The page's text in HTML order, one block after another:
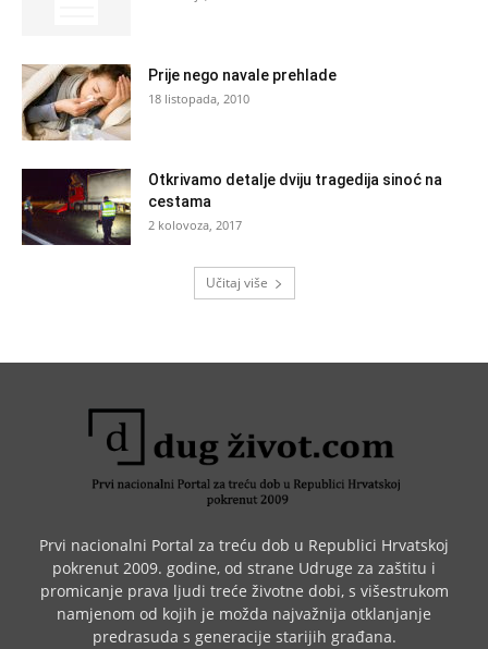
Prije nego navale prehlade
18 listopada, 2010
Otkrivamo detalje dviju tragedija sinoć na
cestama
2 kolovoza, 2017
Učitaj više
Prvi nacionalni Portal za treću dob u Republici Hrvatskoj
pokrenut 2009. godine, od strane Udruge za zaštitu i
promicanje prava ljudi treće životne dobi, s višestrukom
namjenom od kojih je možda najvažnija otklanjanje
predrasuda s generacije starijih građana.